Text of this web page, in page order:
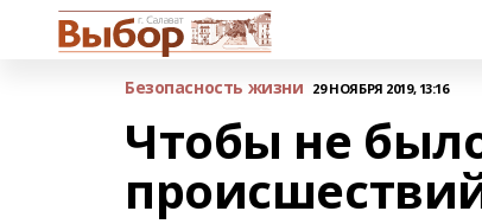
Безопасность жизни 29 НОЯБРЯ 2019, 13:16
Чтобы не